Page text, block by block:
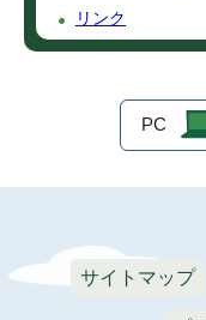
リンク
PC
サイトマップ